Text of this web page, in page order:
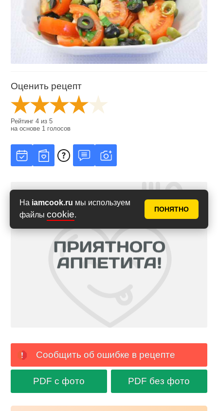
На iamcook.ru мы используем
файлы cookie.
ПОНЯТНО
Оценить рецепт
Рейтинг4 из5
на основе 1 голосов
Сообщить об ошибке в рецепте
PDF с фото PDF без фото